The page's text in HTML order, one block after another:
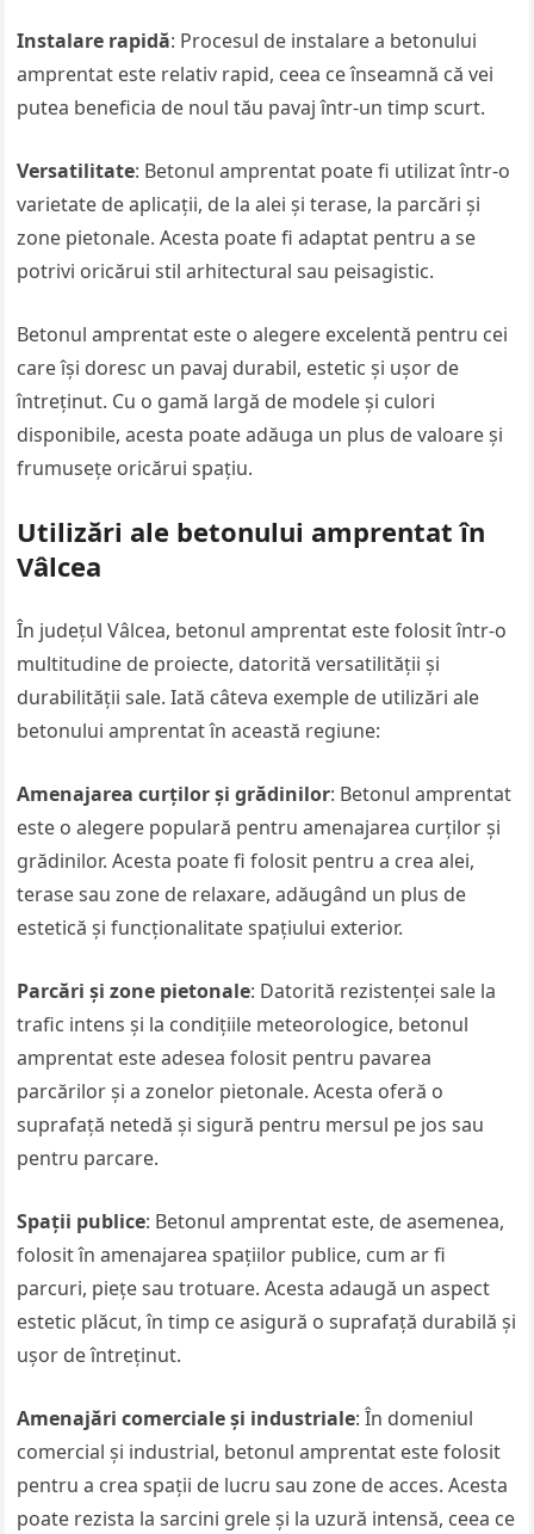
Instalare rapidă: Procesul de instalare a betonului
amprentat este relativ rapid, ceea ce înseamnă că vei
putea beneficia de noul tău pavaj într-un timp scurt.
Versatilitate: Betonul amprentat poate fi utilizat într-o
varietate de aplicații, de la alei și terase, la parcări și
zone pietonale. Acesta poate fi adaptat pentru a se
potrivi oricărui stil arhitectural sau peisagistic.
Betonul amprentat este o alegere excelentă pentru cei
care își doresc un pavaj durabil, estetic și ușor de
întreținut. Cu o gamă largă de modele și culori
disponibile, acesta poate adăuga un plus de valoare și
frumusețe oricărui spațiu.
Utilizări ale betonului amprentat în
Vâlcea
În județul Vâlcea, betonul amprentat este folosit într-o
multitudine de proiecte, datorită versatilității și
durabilității sale. Iată câteva exemple de utilizări ale
betonului amprentat în această regiune:
Amenajarea curților și grădinilor: Betonul amprentat
este o alegere populară pentru amenajarea curților și
grădinilor. Acesta poate fi folosit pentru a crea alei,
terase sau zone de relaxare, adăugând un plus de
estetică și funcționalitate spațiului exterior.
Parcări și zone pietonale: Datorită rezistenței sale la
trafic intens și la condițiile meteorologice, betonul
amprentat este adesea folosit pentru pavarea
parcărilor și a zonelor pietonale. Acesta oferă o
suprafață netedă și sigură pentru mersul pe jos sau
pentru parcare.
Spații publice: Betonul amprentat este, de asemenea,
folosit în amenajarea spațiilor publice, cum ar fi
parcuri, piețe sau trotuare. Acesta adaugă un aspect
estetic plăcut, în timp ce asigură o suprafață durabilă și
ușor de întreținut.
Amenajări comerciale și industriale: În domeniul
comercial și industrial, betonul amprentat este folosit
pentru a crea spații de lucru sau zone de acces. Acesta
poate rezista la sarcini grele și la uzură intensă, ceea ce